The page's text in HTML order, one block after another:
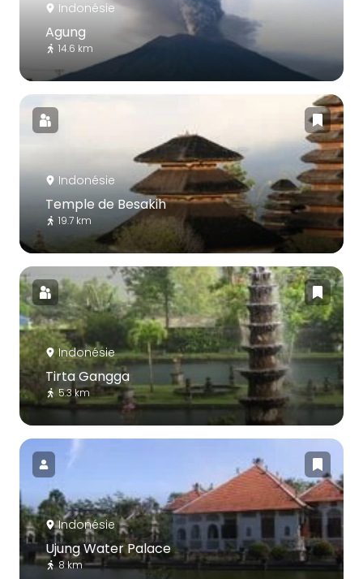
Indonésie
Agung
14.6 km
Indonésie
Temple de Besakih
19.7 km
Indonésie
Tirta Gangga
5.3 km
Indonésie
Ujung Water Palace
8 km